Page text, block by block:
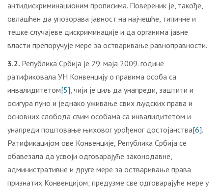
антидискриминационим прописима. Повереник је, такође,
овлашћен да упозорава јавност на најчешће, типичне и
тешке случајеве дискриминације и да органима јавне
власти препоручује мере за остваривање равноправности.
3.2. Република Србија је 29. маја 2009. године
ратификовала УН Конвенцију о правима особа са
инвалидитетом[5], чији је циљ да унапреди, заштити и
осигура пуно и једнако уживање свих људских права и
основних слобода свим особама са инвалидитетом и
унапреди поштовање њиховог урођеног достојанства[6].
Ратификацијом ове Конвенције, Република Србија се
обавезала да усвоји одговарајуће законодавне,
административне и друге мере за остваривање права
признатих Конвенцијом; предузме све одговарајуће мере у